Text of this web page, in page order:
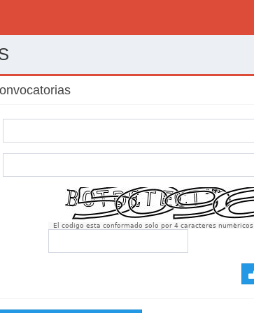
El codigo esta conformado solo por 4 caracteres numèricos